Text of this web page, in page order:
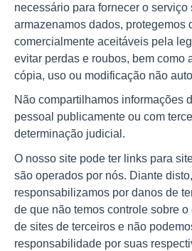
necessário para fornecer o
armazenamos dados, protegemos
comercialmente aceitáveis pela
evitar perdas e roubos, bem como
cópia, uso ou modificação não
Não compartilhamos informações
pessoal publicamente ou com
determinação judicial.
O nosso site pode ter links para
são operados por nós. Diante
responsabilizamos por danos de
de que não temos controle sobre
de sites de terceiros e não
responsabilidade por suas